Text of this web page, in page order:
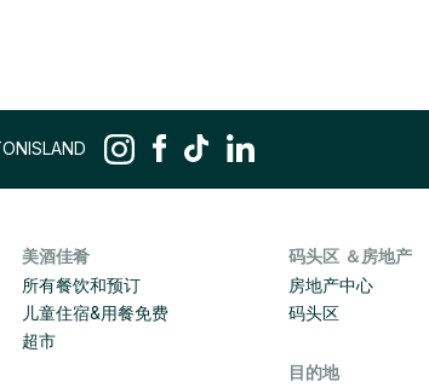
美酒佳肴
所有餐饮和预订
儿童住宿&用餐免费
超市
码头区 ＆房地产
房地产中心
码头区
目的地